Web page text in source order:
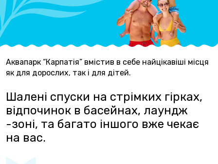
Аквапарк “Карпатія” вмістив в себе найцікавіші місця
як для дорослих, так і для дітей.
Шалені спуски на стрімких гірках,
відпочинок в басейнах, лаундж
-зоні, та багато іншого вже чекає
на вас.